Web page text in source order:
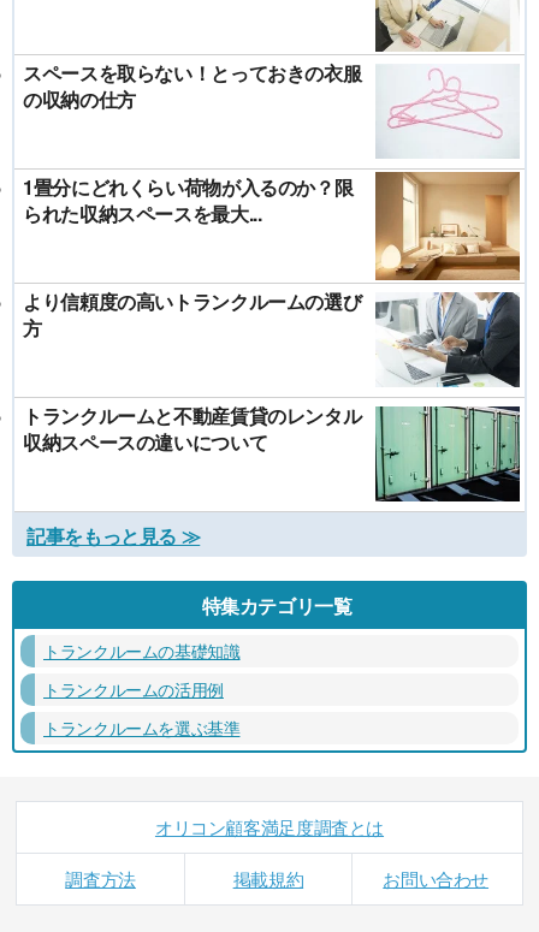
スペースを取らない！とっておきの衣服
の収納の仕方
1畳分にどれくらい荷物が入るのか？限
られた収納スペースを最大...
より信頼度の高いトランクルームの選び
方
トランクルームと不動産賃貸のレンタル
収納スペースの違いについて
記事をもっと見る ≫
特集カテゴリ一覧
トランクルームの基礎知識
トランクルームの活用例
トランクルームを選ぶ基準
オリコン顧客満足度調査とは
調査方法 掲載規約 お問い合わせ